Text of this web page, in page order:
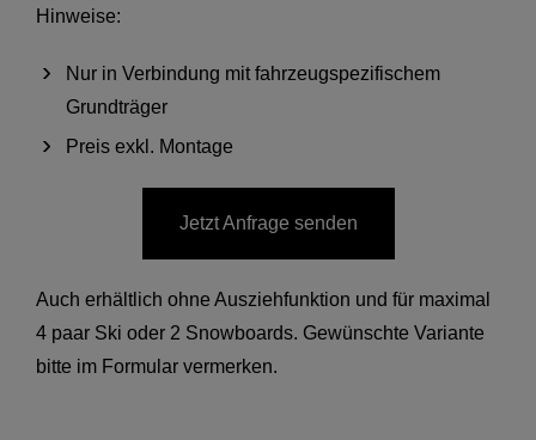
Hinweise:
Nur in Verbindung mit fahrzeugspezifischem
Grundträger
Preis exkl. Montage
Jetzt Anfrage senden
Auch erhältlich ohne Ausziehfunktion und für maximal
4 paar Ski oder 2 Snowboards. Gewünschte Variante
bitte im Formular vermerken.